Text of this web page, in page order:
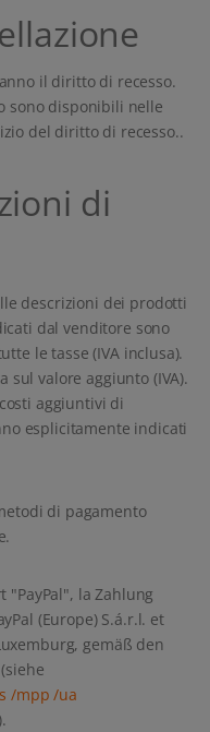
il diritto di recesso.
sono disponibili nelle
del diritto di recesso..
di
descrizioni dei prodotti
dal venditore sono
le tasse (IVA inclusa).
valore aggiunto (IVA).
aggiuntivi di
esplicitamente indicati
di pagamento
la Zahlung
(Europe) S.á.r.l. et
gemäß den
/mpp /ua
).